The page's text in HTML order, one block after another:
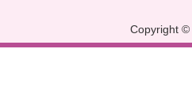
Copyright ©